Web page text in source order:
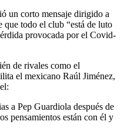
un corto mensaje dirigido a
que todo el club “está de luto
provocada por el Covid-
de rivales como el
el mexicano Raúl Jiménez,
a Pep Guardiola después de
pensamientos están con él y